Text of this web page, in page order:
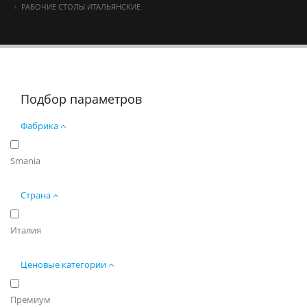
РАБОЧИЕ СТОЛЫ ИТАЛЬЯНСКИЕ
Подбор параметров
Фабрика
Smania
Страна
Италия
Ценовые категории
Премиум